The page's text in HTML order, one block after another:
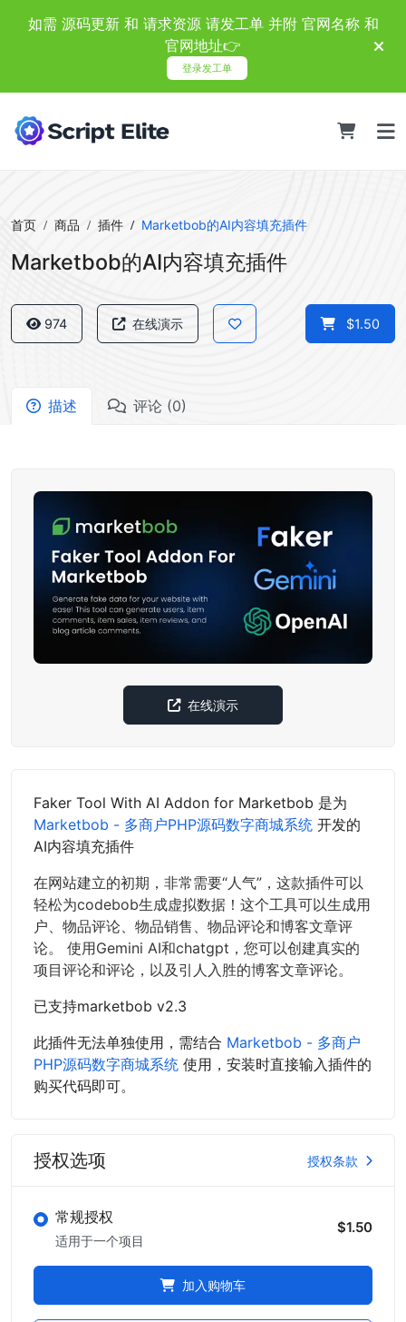
如需 源码更新 和 请求资源 请发工单 并附 官网名称 和
官网地址👉
登录发工单
首页 商品 插件 Marketbob的AI内容填充插件
Marketbob的AI内容填充插件
974 在线演示 $1.50
描述 评论 (0)
在线演示
Faker Tool With AI Addon for Marketbob 是为
Marketbob - 多商户PHP源码数字商城系统 开发的
AI内容填充插件
在网站建立的初期，非常需要“人气”，这款插件可以
轻松为codebob生成虚拟数据！这个工具可以生成用
户、物品评论、物品销售、物品评论和博客文章评
论。 使用Gemini AI和chatgpt，您可以创建真实的
项目评论和评论，以及引人入胜的博客文章评论。
已支持marketbob v2.3
此插件无法单独使用，需结合 Marketbob - 多商户
PHP源码数字商城系统 使用，安装时直接输入插件的
购买代码即可。
授权选项 授权条款
常规授权
适用于一个项目
$1.50
加入购物车